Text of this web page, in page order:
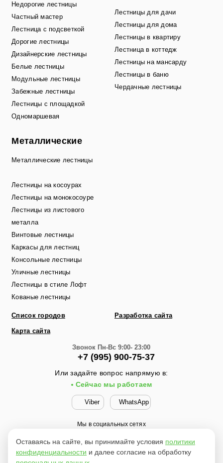
Недорогие лестницы
Частный мастер
Лестница с подсветкой
Дорогие лестницы
Дизайнерские лестницы
Белые лестницы
Модульные лестницы
Забежные лестницы
Лестницы с площадкой
Одномаршевая
Металлические
Металлические лестницы
Лестницы на косоурах
Лестницы на монокосоуре
Лестницы из листового
металла
Винтовые лестницы
Каркасы для лестниц
Консольные лестницы
Уличные лестницы
Лестницы в стиле Лофт
Кованые лестницы
Лестницы для дачи
Лестницы для дома
Лестницы в квартиру
Лестница в коттедж
Лестницы на мансарду
Лестницы в баню
Чердачные лестницы
Список городов
Карта сайта
Разработка сайта
Звонок Пн-Вс 9:00- 23:00
+7 (995) 900-75-37
Или задайте вопрос напрямую в:
Сейчас мы работаем
Viber WhatsApp
Мы в социальных сетях
Материалы с сайта защищены законом РФ об авторских
Оставаясь на сайте, вы принимайте условия политики
конфиденциальности и далее согласие на обработку